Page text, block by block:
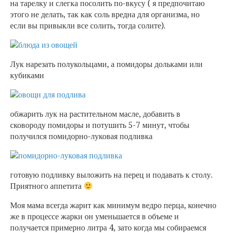
на тарелку и слегка посолить по-вкусу ( я предпочитаю
этого не делать, так как соль вредна для организма, но
если вы привыкли все солить, тогда солите).
Лук нарезать полукольцами, а помидоры дольками или
кубиками
обжарить лук на растительном масле, добавить в
сковороду помидоры и потушить 5-7 минут, чтобы
получился помидорно-луковая подливка
готовую подливку выложить на перец и подавать к столу.
Приятного аппетита
Моя мама всегда жарит как минимум ведро перца, конечно
же в процессе жарки он уменьшается в объеме и
получается примерно литра 4, зато когда мы собираемся